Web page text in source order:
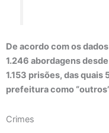
De acordo com os
1.246 abordagens
1.153 prisões, das
prefeitura como
Crimes